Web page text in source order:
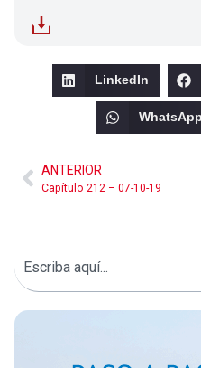
LinkedIn
WhatsApp
ANTERIOR
Capítulo 212 – 07-10-19